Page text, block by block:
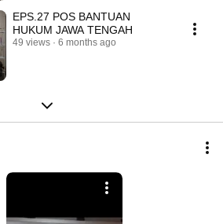
EPS.27 POS BANTUAN
HUKUM JAWA TENGAH
49 views 6 months ago